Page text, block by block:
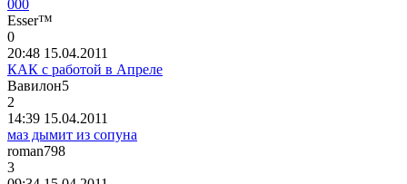
000
Essеr™
0
20:48 15.04.2011
КАК с работой в Апреле
Вавилон5
2
14:39 15.04.2011
маз дымит из сопуна
roman798
3